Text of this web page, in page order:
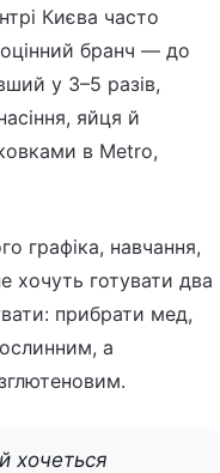
Києва часто
бранч — до
у 3–5 разів,
яйця й
в Metro,
графіка, навчання,
хочуть готувати два
прибрати мед,
а
хочеться